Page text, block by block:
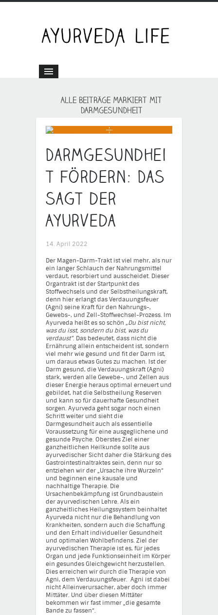
ALLE BEITRÄGE MARKIERT MIT
DARMGESUNDHEIT
Darmgesundhei
t fördern: Das
sagt der
Ayurveda
14. April 2022
Der Magen-Darm-Trakt ist viel mehr, als nur
ein langer Schlauch der Nahrungsmittel
verdaut, resorbiert und ausscheidet. Dieser
Organtrakt ist der Startpunkt des
Stoffwechsels und der Selbstheilungskraft,
denn hier erlangt das Verdauungsfeuer
(Agni) seine Kraft für den Nahrungs-,
Gewebs-, und Zell-Stoffwechsel-Prozess. Im
Ayurveda heißt es so schön „Du bist nicht,
was du isst, sondern du bist, was du
verdaust“. Das bedeutet, dass nicht die
Ernährung allein entscheident ist, sondern
viel mehr wie gesund und fit der Darm ist,
um daraus etwas Gutes zu machen. Ist der
Darm gesund, die Verdauungskraft (Agni)
stark, werden alle Gewebe-, und Zellen aus
dieser Energie heraus optimal erneuert und
gebildet, hat die Selbstheilung Reserven
und kann so für dauerhafte Gesundheit
sorgen. Ayurveda geht sogar noch einen
Schritt weiter und sieht die
Darmgesundheit auch als essentielle
Voraussetzung für eine ausgeglichene und
gesunde Psyche. Oberstes Ziel einer
ganzheitlichen Heilkunde sollte aus
ayurvedischer Sicht daher die Stärkung des
Gastrointestinaltraktes sein, denn nur so
entziehen wir der „Ursache ihre Wurzeln“
und beginnen eine kausale und
nachhaltige Therapie. Die
Ursachenbekämpfung ist Grundbaustein
der ayurvedischen Lehre. Als ein
ganzheitliches Heilungssystem beinhaltet
Ayurveda nicht nur die Behandlung von
Krankheiten, sondern auch die Schaffung
und den Erhalt individueller Gesundheit
und optimalen Wohlbefindens. Ziel der
ayurvedischen Therapie ist es, für jedes
Organ und jede Funktionseinheit im Körper
ein gesundes Gleichgewicht herzustellen.
Dies erreichen wir durch die Therapie von
Agni, dem Verdauungsfeuer. Agni ist dabei
nicht Alleinverursacher, aber doch immer
Mittäter. Und über diesen Mittäter
bekommen wir fast immer „die gesamte
Bande zu fassen“.